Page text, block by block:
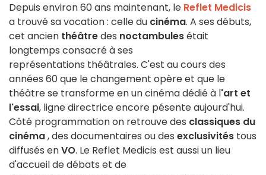
Depuis environ 60 ans maintenant, le Reflet Medicis
a trouvé sa vocation : celle du cinéma. A ses débuts,
cet ancien théâtredes noctambulesétait
longtemps consacré à ses
représentations théâtrales. C'est au cours des
années 60 que le changement opère et que le
théâtre se transforme en un cinéma dédié à l'art et
l'essai, ligne directrice encore pésente aujourd'hui.
Côté programmation on retrouve des classiques du
cinéma, des documentaires ou des exclusivités tous
diffusés enVO. Le Reflet Medicis est aussi un lieu
d'accueil de débats et de